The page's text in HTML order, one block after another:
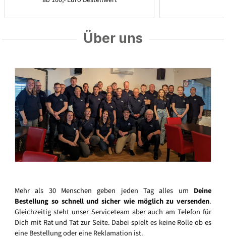
Über uns
Mehr als 30 Menschen geben jeden Tag alles um Deine
Bestellung so schnell und sicher wie möglich zu versenden.
Gleichzeitig steht unser Serviceteam aber auch am Telefon für
Dich mit Rat und Tat zur Seite. Dabei spielt es keine Rolle ob es
eine Bestellung oder eine Reklamation ist.